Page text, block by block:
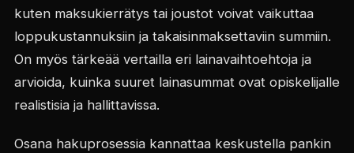
kuten maksukierrätys tai joustot voivat vaikuttaa
loppukustannuksiin ja takaisinmaksettaviin summiin.
On myös tärkeää vertailla eri lainavaihtoehtoja ja
arvioida, kuinka suuret lainasummat ovat opiskelijalle
realistisia ja hallittavissa.
Osana hakuprosessia kannattaa keskustella pankin